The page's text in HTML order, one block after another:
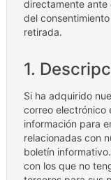
directamente ante
del
retirada.
1.
Si ha adquirido
correo electrónico
información para
relacionadas con
boletín
con los que no